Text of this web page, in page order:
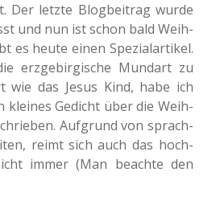
Der letzte Blog­bei­trag wurde
und nun ist schon bald Weih­
es heute einen Spe­zi­al­ar­ti­kel.
erz­ge­bir­gi­sche Mund­art zu
wie das Jesus Kind, habe ich
klei­nes Gedicht über die Weih­
Auf­grund von sprach­
reimt sich auch das hoch­
immer (Man beach­te den